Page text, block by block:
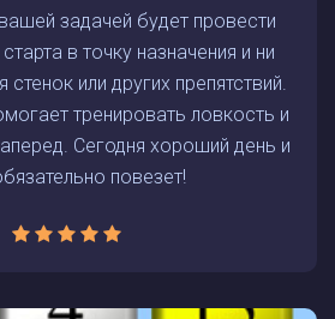
задачей будет провести
в точку назначения и ни
стенок или других препятствий.
тренировать ловкость и
Сегодня хороший день и
повезет!